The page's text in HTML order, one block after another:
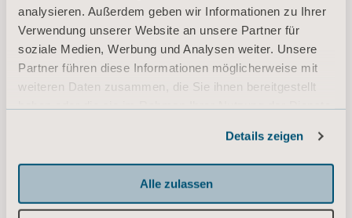
analysieren. Außerdem geben wir Informationen zu Ihrer
Verwendung unserer Website an unsere Partner für
soziale Medien, Werbung und Analysen weiter. Unsere
Partner führen diese Informationen möglicherweise mit
weiteren Daten zusammen, die Sie ihnen bereitgestellt
Details zeigen
Alle zulassen
Årsstämman beslutade att godkänna styrelsens rapport över
ersättningar enligt 8 kap. 53 a § aktiebolagslagen för räkenskapsåret
2023.
Email: maria.nilsson@arjo.com
Sara Ehinger, VP Investor Relations & Corporate Communications